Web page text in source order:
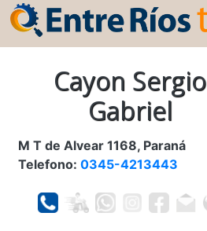
Cayon Sergio
Gabriel
M T de Alvear 1168, Paraná
Telefono: 0345-4213443